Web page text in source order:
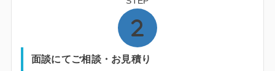
面談にてご相談・お見積り